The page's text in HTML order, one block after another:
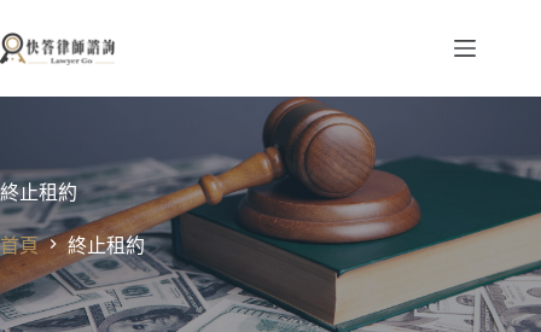
至
要
終止租約
首頁 終止租約